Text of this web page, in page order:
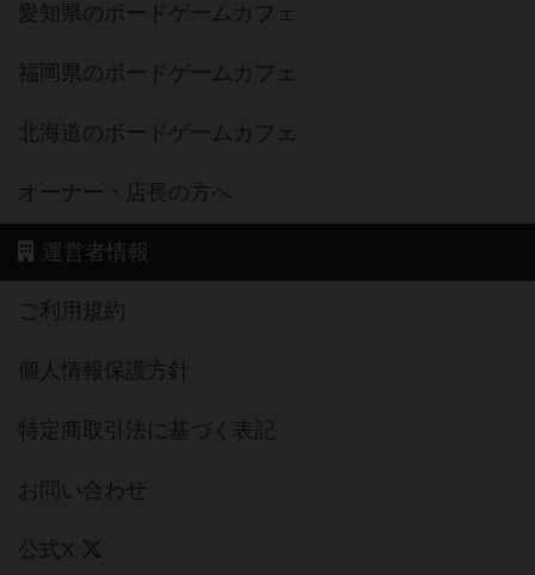
愛知県のボードゲームカフェ
福岡県のボードゲームカフェ
北海道のボードゲームカフェ
オーナー・店長の方へ
運営者情報
ご利用規約
個人情報保護方針
特定商取引法に基づく表記
お問い合わせ
公式X